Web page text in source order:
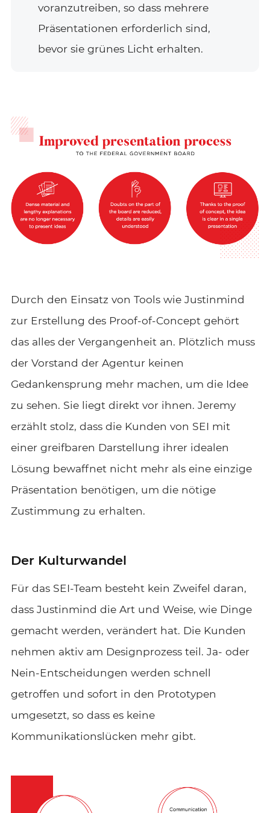
voranzutreiben, so dass mehrere
Präsentationen erforderlich sind,
bevor sie grünes Licht erhalten.
Durch den Einsatz von Tools wie Justinmind
zur Erstellung des Proof-of-Concept gehört
das alles der Vergangenheit an. Plötzlich muss
der Vorstand der Agentur keinen
Gedankensprung mehr machen, um die Idee
zu sehen. Sie liegt direkt vor ihnen. Jeremy
erzählt stolz, dass die Kunden von SEI mit
einer greifbaren Darstellung ihrer idealen
Lösung bewaffnet nicht mehr als eine einzige
Präsentation benötigen, um die nötige
Zustimmung zu erhalten.
Der Kulturwandel
Für das SEI-Team besteht kein Zweifel daran,
dass Justinmind die Art und Weise, wie Dinge
gemacht werden, verändert hat. Die Kunden
nehmen aktiv am Designprozess teil. Ja- oder
Nein-Entscheidungen werden schnell
getroffen und sofort in den Prototypen
umgesetzt, so dass es keine
Kommunikationslücken mehr gibt.